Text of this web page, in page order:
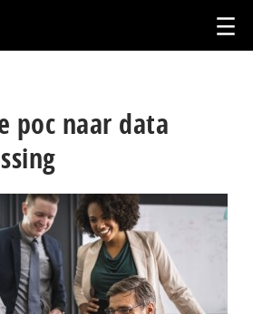
poc naar data